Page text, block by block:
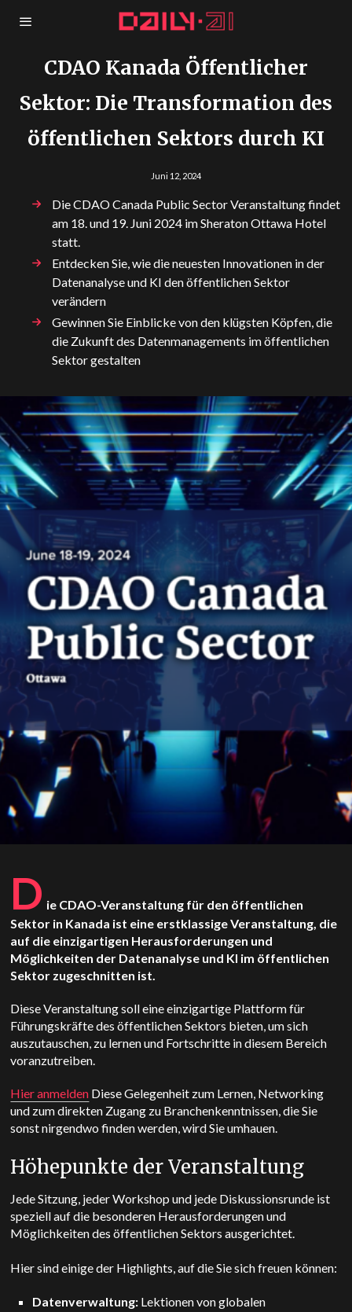
CDAO Kanada Öffentlicher
Sektor: Die Transformation des
öffentlichen Sektors durch KI
Juni 12, 2024
Die CDAO Canada Public Sector Veranstaltung findet
am 18. und 19. Juni 2024 im Sheraton Ottawa Hotel
statt.
Entdecken Sie, wie die neuesten Innovationen in der
Datenanalyse und KI den öffentlichen Sektor
verändern
Gewinnen Sie Einblicke von den klügsten Köpfen, die
die Zukunft des Datenmanagements im öffentlichen
Sektor gestalten
D ie CDAO-Veranstaltung für den öffentlichen
Sektor in Kanada ist eine erstklassige Veranstaltung, die
auf die einzigartigen Herausforderungen und
Möglichkeiten der Datenanalyse und KI im öffentlichen
Sektor zugeschnitten ist.
Diese Veranstaltung soll eine einzigartige Plattform für
Führungskräfte des öffentlichen Sektors bieten, um sich
auszutauschen, zu lernen und Fortschritte in diesem Bereich
voranzutreiben.
Hier anmelden Diese Gelegenheit zum Lernen, Networking
und zum direkten Zugang zu Branchenkenntnissen, die Sie
sonst nirgendwo finden werden, wird Sie umhauen.
Höhepunkte der Veranstaltung
Jede Sitzung, jeder Workshop und jede Diskussionsrunde ist
speziell auf die besonderen Herausforderungen und
Möglichkeiten des öffentlichen Sektors ausgerichtet.
Hier sind einige der Highlights, auf die Sie sich freuen können:
Datenverwaltung: Lektionen von globalen